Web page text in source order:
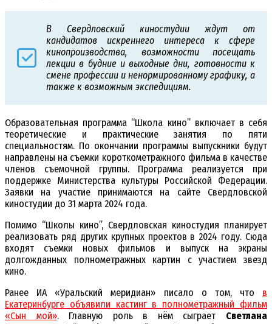
В Свердловский киностудии ждут от
кандидатов искреннего интереса к сфере
кинопроизводства, возможности посещать
лекции в будние и выходные дни, готовности к
смене профессии и ненормированному графику, а
также к возможным экспедициям.
Образовательная программа “Школа кино” включает в себя
теоретические и практические занятия по пяти
специальностям. По окончании программы выпускники будут
направлены на съемки короткометражного фильма в качестве
членов съемочной группы. Программа реализуется при
поддержке Министерства культуры Российской Федерации.
Заявки на участие принимаются на сайте Свердловской
киностудии до 31 марта 2024 года.
Помимо “Школы кино”, Свердловская киностудия планирует
реализовать ряд других крупных проектов в 2024 году. Сюда
входят съемки новых фильмов и выпуск на экраны
долгожданных полнометражных картин с участием звезд
кино.
Ранее ИА «Уральский меридиан» писало о том, что в
Екатеринбурге объявили кастинг в полнометражный фильм
«Сын мой». Главную роль в нём сыграет Светлана